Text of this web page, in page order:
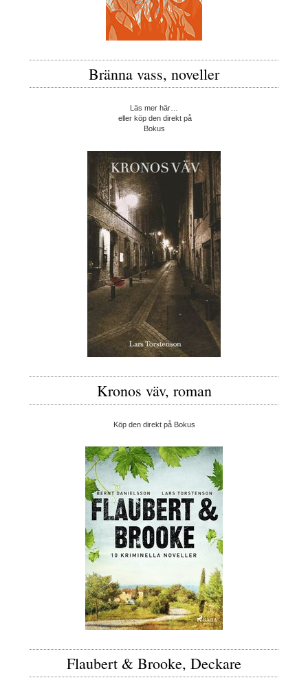
Bränna vass, noveller
Läs mer här…
eller köp den direkt på
Bokus
Kronos väv, roman
Köp den direkt på Bokus
Flaubert & Brooke, Deckare